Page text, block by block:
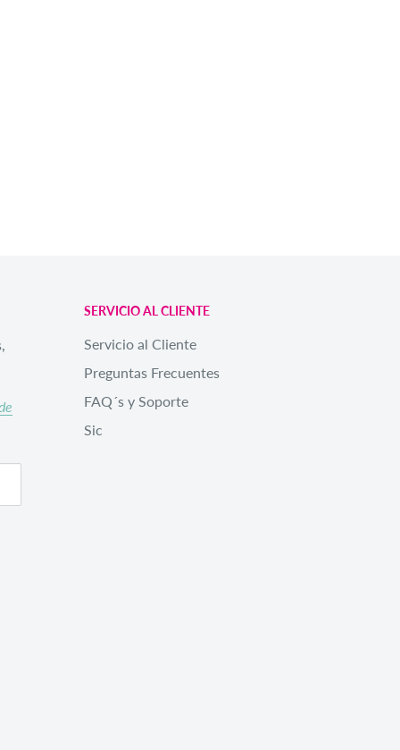
SERVICIO AL CLIENTE
Servicio al Cliente
Preguntas Frecuentes
FAQ´s y Soporte
Sic